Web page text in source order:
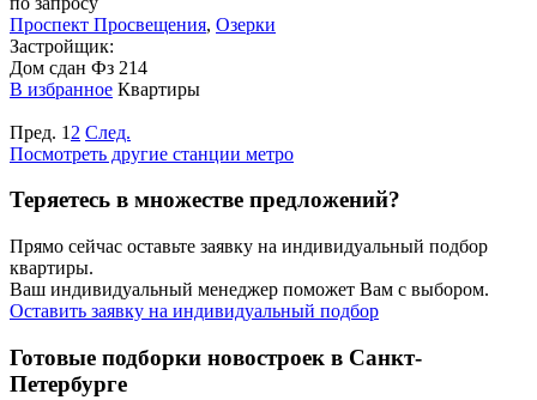
Проспект Просвещения, Озерки
Застройщик:
Дом сдан Фз 214
В избранное Квартиры
Пред. 1 2 След.
Посмотреть другие станции метро
Теряетесь в множестве предложений?
Прямо сейчас оставьте заявку на индивидуальный подбор
квартиры.
Ваш индивидуальный менеджер поможет Вам с выбором.
Оставить заявку на индивидуальный подбор
Готовые подборки новостроек в Санкт-
Петербурге